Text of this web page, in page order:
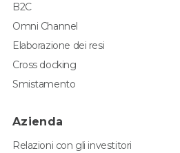
B2C
Omni Channel
Elaborazione dei resi
Cross docking
Smistamento
Azienda
Relazioni con gli investitori